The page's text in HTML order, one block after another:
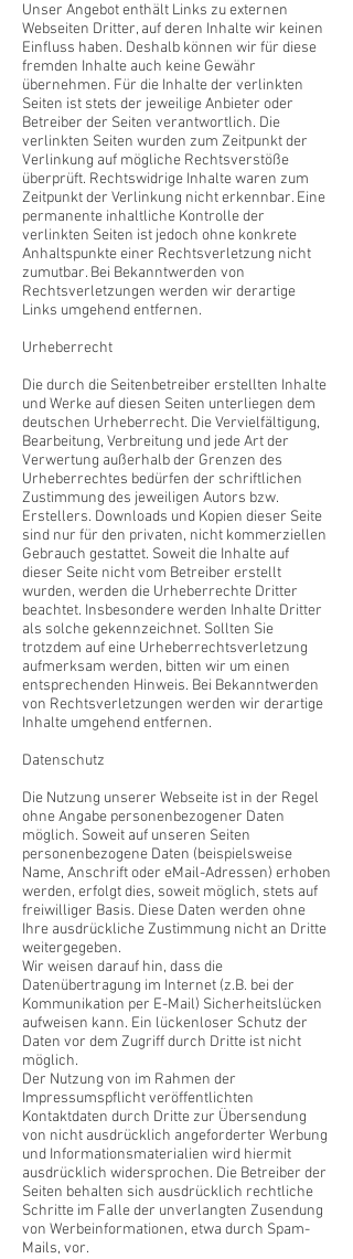
Unser Angebot enthält Links zu externen
Webseiten Dritter, auf deren Inhalte wir keinen
Einfluss haben. Deshalb können wir für diese
fremden Inhalte auch keine Gewähr
übernehmen. Für die Inhalte der verlinkten
Seiten ist stets der jeweilige Anbieter oder
Betreiber der Seiten verantwortlich. Die
verlinkten Seiten wurden zum Zeitpunkt der
Verlinkung auf mögliche Rechtsverstöße
überprüft. Rechtswidrige Inhalte waren zum
Zeitpunkt der Verlinkung nicht erkennbar. Eine
permanente inhaltliche Kontrolle der
verlinkten Seiten ist jedoch ohne konkrete
Anhaltspunkte einer Rechtsverletzung nicht
zumutbar. Bei Bekanntwerden von
Rechtsverletzungen werden wir derartige
Links umgehend entfernen.
Urheberrecht
Die durch die Seitenbetreiber erstellten Inhalte
und Werke auf diesen Seiten unterliegen dem
deutschen Urheberrecht. Die Vervielfältigung,
Bearbeitung, Verbreitung und jede Art der
Verwertung außerhalb der Grenzen des
Urheberrechtes bedürfen der schriftlichen
Zustimmung des jeweiligen Autors bzw.
Erstellers. Downloads und Kopien dieser Seite
sind nur für den privaten, nicht kommerziellen
Gebrauch gestattet. Soweit die Inhalte auf
dieser Seite nicht vom Betreiber erstellt
wurden, werden die Urheberrechte Dritter
beachtet. Insbesondere werden Inhalte Dritter
als solche gekennzeichnet. Sollten Sie
trotzdem auf eine Urheberrechtsverletzung
aufmerksam werden, bitten wir um einen
entsprechenden Hinweis. Bei Bekanntwerden
von Rechtsverletzungen werden wir derartige
Inhalte umgehend entfernen.
Datenschutz
Die Nutzung unserer Webseite ist in der Regel
ohne Angabe personenbezogener Daten
möglich. Soweit auf unseren Seiten
personenbezogene Daten (beispielsweise
Name, Anschrift oder eMail-Adressen) erhoben
werden, erfolgt dies, soweit möglich, stets auf
freiwilliger Basis. Diese Daten werden ohne
Ihre ausdrückliche Zustimmung nicht an Dritte
weitergegeben.
Wir weisen darauf hin, dass die
Datenübertragung im Internet (z.B. bei der
Kommunikation per E-Mail) Sicherheitslücken
aufweisen kann. Ein lückenloser Schutz der
Daten vor dem Zugriff durch Dritte ist nicht
möglich.
Der Nutzung von im Rahmen der
Impressumspflicht veröffentlichten
Kontaktdaten durch Dritte zur Übersendung
von nicht ausdrücklich angeforderter Werbung
und Informationsmaterialien wird hiermit
ausdrücklich widersprochen. Die Betreiber der
Seiten behalten sich ausdrücklich rechtliche
Schritte im Falle der unverlangten Zusendung
von Werbeinformationen, etwa durch Spam-
Mails, vor.